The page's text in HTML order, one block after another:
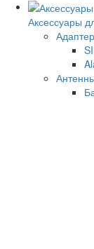
Аксессуары